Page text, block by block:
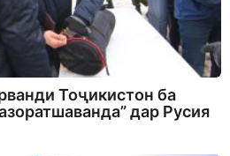
Тоҷикистон ба
дар Русия